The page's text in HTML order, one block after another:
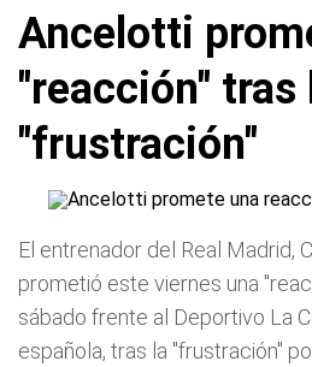
Ancelotti
"reacción" tras
"frustración"
El entrenador del Real Madrid,
prometió este viernes una
sábado frente al Deportivo La
española, tras la "frustración"